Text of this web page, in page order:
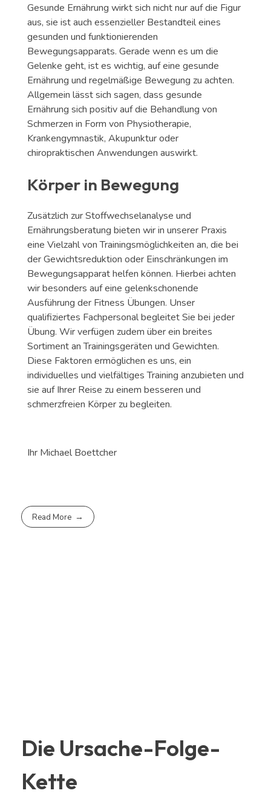
Gesunde Ernährung wirkt sich nicht nur auf die Figur
aus, sie ist auch essenzieller Bestandteil eines
gesunden und funktionierenden
Bewegungsapparats. Gerade wenn es um die
Gelenke geht, ist es wichtig, auf eine gesunde
Ernährung und regelmäßige Bewegung zu achten.
Allgemein lässt sich sagen, dass gesunde
Ernährung sich positiv auf die Behandlung von
Schmerzen in Form von Physiotherapie,
Krankengymnastik, Akupunktur oder
chiropraktischen Anwendungen auswirkt.
Körper in Bewegung
Zusätzlich zur Stoffwechselanalyse und
Ernährungsberatung bieten wir in unserer Praxis
eine Vielzahl von Trainingsmöglichkeiten an, die bei
der Gewichtsreduktion oder Einschränkungen im
Bewegungsapparat helfen können. Hierbei achten
wir besonders auf eine gelenkschonende
Ausführung der Fitness Übungen. Unser
qualifiziertes Fachpersonal begleitet Sie bei jeder
Übung. Wir verfügen zudem über ein breites
Sortiment an Trainingsgeräten und Gewichten.
Diese Faktoren ermöglichen es uns, ein
individuelles und vielfältiges Training anzubieten und
sie auf Ihrer Reise zu einem besseren und
schmerzfreien Körper zu begleiten.
Ihr Michael Boettcher
Read More
Die Ursache-Folge-
Kette